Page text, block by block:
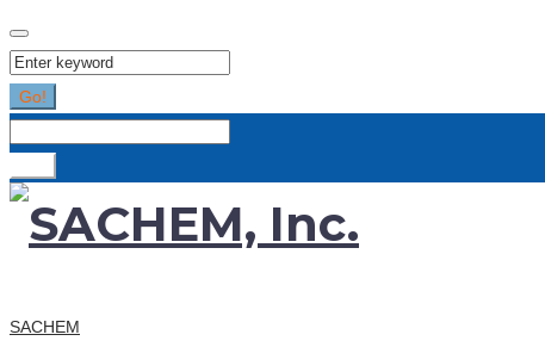
Search
for:
Go!
SACHEM